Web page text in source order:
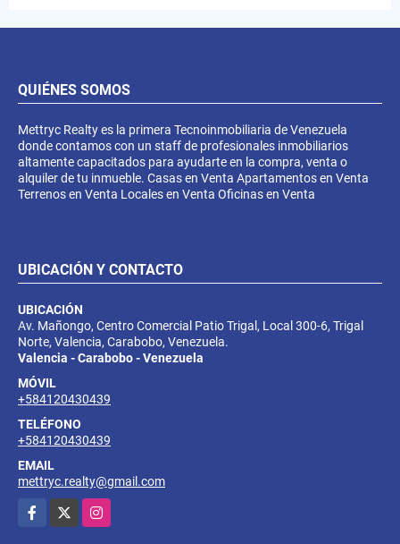
QUIÉNES SOMOS
Mettryc Realty es la primera Tecnoinmobiliaria de Venezuela
donde contamos con un staff de profesionales inmobiliarios
altamente capacitados para ayudarte en la compra, venta o
alquiler de tu inmueble. Casas en Venta Apartamentos en Venta
Terrenos en Venta Locales en Venta Oficinas en Venta
UBICACIÓN Y CONTACTO
UBICACIÓN
Av. Mañongo, Centro Comercial Patio Trigal, Local 300-6, Trigal
Norte, Valencia, Carabobo, Venezuela.
Valencia - Carabobo - Venezuela
MÓVIL
+584120430439
TELÉFONO
+584120430439
EMAIL
mettryc.realty@gmail.com
Facebook
Instagram